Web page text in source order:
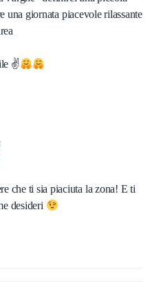
una giornata piacevole rilassante
✌
che ti sia piaciuta la zona! E ti
desideri